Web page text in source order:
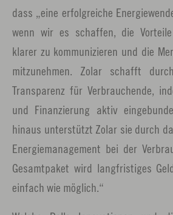
dass „eine erfolgreiche
wenn wir es schaffen, die
klarer zu kommunizieren und die
mitzunehmen. Zolar schafft
Transparenz für Verbrauchende,
und Finanzierung aktiv
hinaus unterstützt Zolar sie durch
Energiemanagement bei der
Gesamtpaket wird langfristiges
einfach wie möglich.“